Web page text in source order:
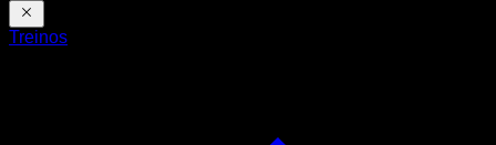
Treinos